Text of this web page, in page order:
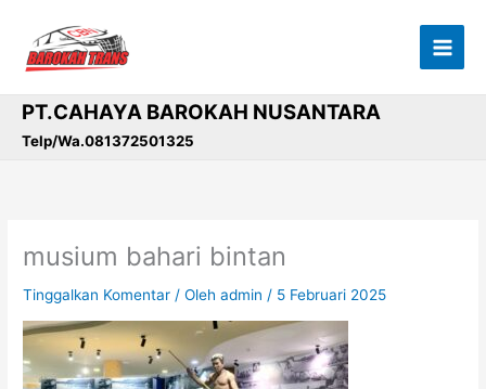
konten
PT.CAHAYA BAROKAH NUSANTARA
Telp/Wa.081372501325
musium bahari bintan
Tinggalkan Komentar / Olehadmin / 5 Februari 2025